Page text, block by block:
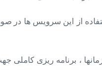
از این سرویس ها
، برنامه ریزی کاملی